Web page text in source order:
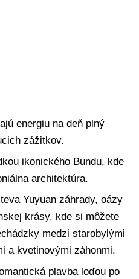
energiu na deň plný
zážitkov.
ikonického Bundu, kde
architektúra.
Yuyuan záhrady, oázy
krásy, kde si môžete
medzi starobylými
a kvetinovými záhonmi.
plavba loďou po